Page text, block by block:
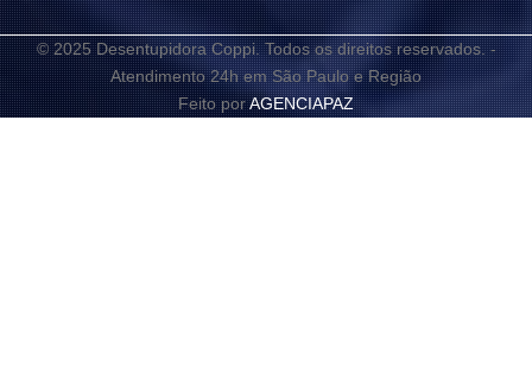
© 2025 Desentupidora Coppi. Todos os direitos reservados. -
Atendimento 24h em São Paulo e Região
Feito porAGENCIAPAZ